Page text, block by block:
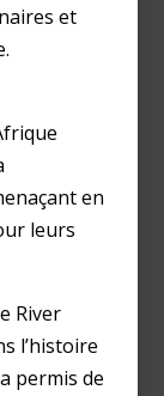
et
en
leurs
River
l’histoire
permis de